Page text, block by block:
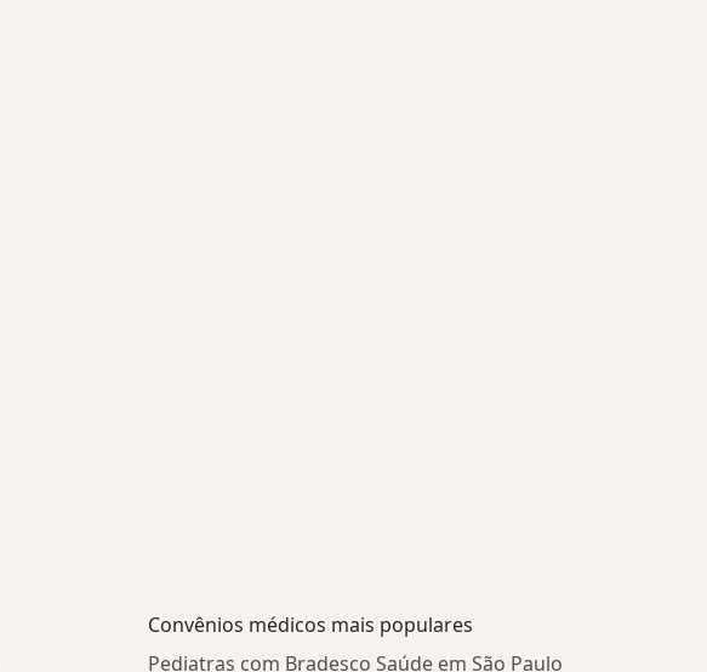
Convênios médicos mais populares
Pediatras com Bradesco Saúde em São Paulo